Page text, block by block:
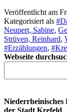
Veröffentlicht am
Kategorisiert als
Neupert, Sabine,
Strüven, Reinhard,
#Erzählungen,
Webseite
der Stadt Krefeld